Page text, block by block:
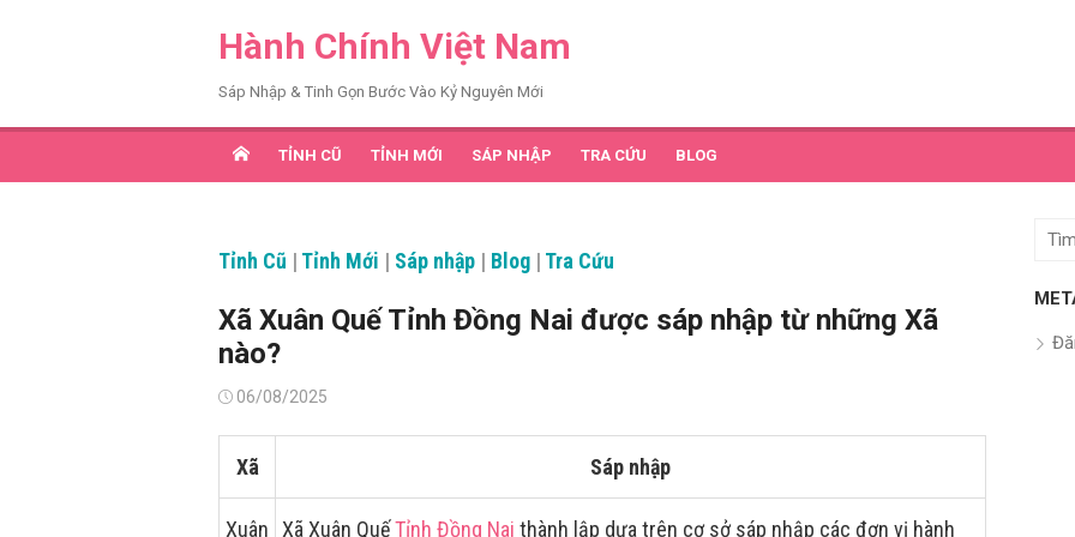
Hành Chính Việt Nam
Sáp Nhập & Tinh Gọn Bước Vào Kỷ Nguyên Mới
TỈNH CŨ TỈNH MỚI SÁP NHẬP TRA CỨU BLOG
Tỉnh Cũ | Tỉnh Mới | Sáp nhập | Blog | Tra Cứu
Xã Xuân Quế Tỉnh Đồng Nai được sáp nhập từ những Xã
nào?
Đăng06/08/2025
Xã Sáp nhập
Xuân
Xã Xuân QuếTỉnh Đồng Nai thành lập dựa trên cơ sở sáp nhập các đơn vị hành
Tìm
quả